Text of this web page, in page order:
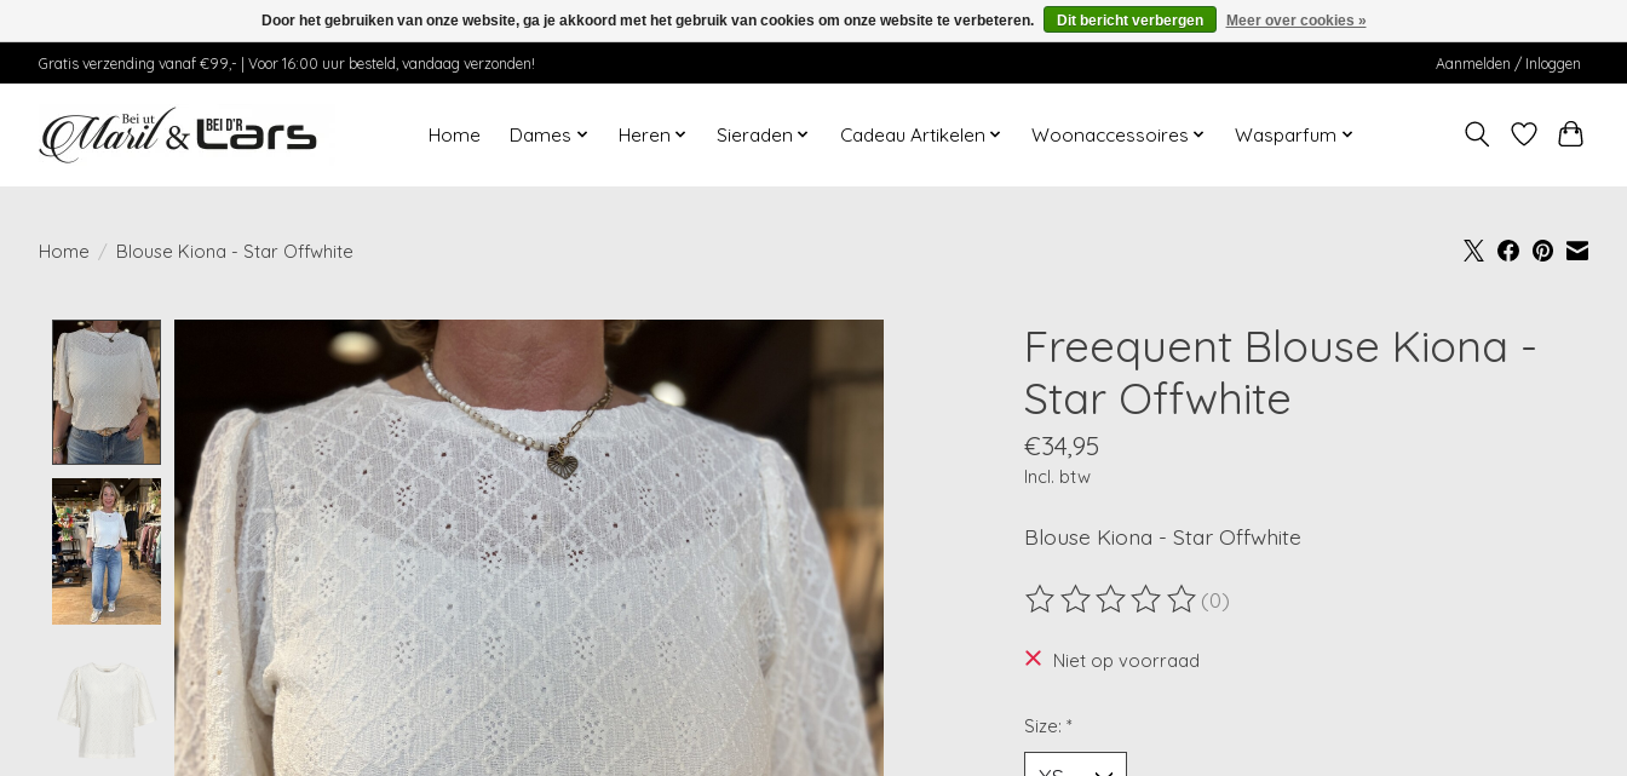
Gratis verzending vanaf €99,- | Voor 16:00 uur besteld, vandaag verzonden! Aanmelden / Inloggen
Home Dames Heren Sieraden Cadeau Artikelen Woonaccessoires Wasparfum
Home / Blouse Kiona - Star Offwhite
Product image slideshow Items
Freequent Blouse Kiona -
Star Offwhite
€34,95
Incl. btw
Blouse Kiona - Star Offwhite
De beoordeling van dit product is
(0)
Niet op voorraad
Size: *
Door het gebruiken van onze website, ga je akkoord met het gebruik van cookies om onze website te verbeteren. Dit bericht verbergen Meer over cookies »